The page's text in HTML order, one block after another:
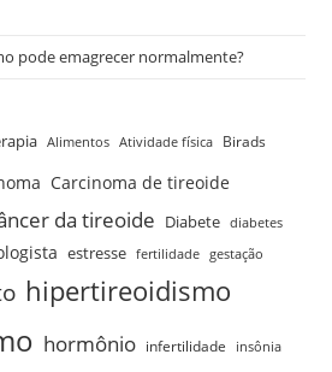
pode emagrecer normalmente?
Alimentos Atividade física Birads
Carcinoma de tireoide
da tireoide Diabete
diabetes
estresse fertilidade gestação
hipertireoidismo
hormônio infertilidade insônia